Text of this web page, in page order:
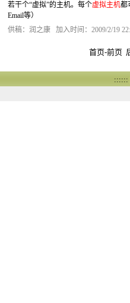
若干个“虚拟”的主机。每个虚拟主机都
Email等）
供稿：润之康 加入时间：2009/2/19
首页-前页
::::::